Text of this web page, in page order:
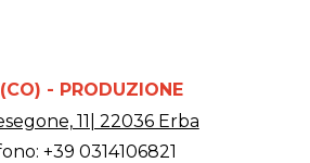
- PRODUZIONE
11| 22036 Erba
+39 0314106821